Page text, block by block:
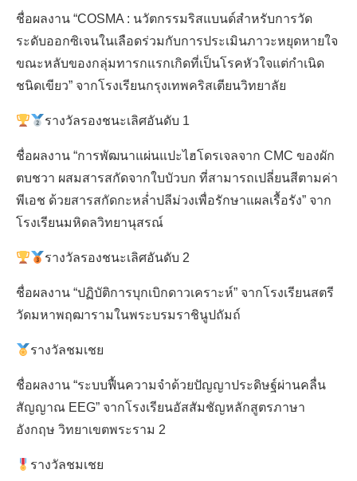
ชื่อผลงาน “COSMA : นวัตกรรมริสแบนด์สําหรับการวัด
ระดับออกซิเจนในเลือดร่วมกับการประเมินภาวะหยุดหายใจ
ขณะหลับของกลุ่มทารกแรกเกิดที่เป็นโรคหัวใจแต่กำเนิด
ชนิดเขียว” จากโรงเรียนกรุงเทพคริสเตียนวิทยาลัย
รางวัลรองชนะเลิศอันดับ 1
ชื่อผลงาน “การพัฒนาแผ่นแปะไฮโดรเจลจาก CMC ของผัก
ตบชวา ผสมสารสกัดจากใบบัวบก ที่สามารถเปลี่ยนสีตามค่า
พีเอช ด้วยสารสกัดกะหล่ำปลีม่วงเพื่อรักษาแผลเรื้อรัง” จาก
โรงเรียนมหิดลวิทยานุสรณ์
รางวัลรองชนะเลิศอันดับ 2
ชื่อผลงาน “ปฏิบัติการบุกเบิกดาวเคราะห์” จากโรงเรียนสตรี
วัดมหาพฤฒารามในพระบรมราชินูปถัมถ์
รางวัลชมเชย
ชื่อผลงาน “ระบบฟื้นความจำด้วยปัญญาประดิษฐ์ผ่านคลื่น
สัญญาณ EEG” จากโรงเรียนอัสสัมชัญหลักสูตรภาษา
อังกฤษ วิทยาเขตพระราม 2
รางวัลชมเชย